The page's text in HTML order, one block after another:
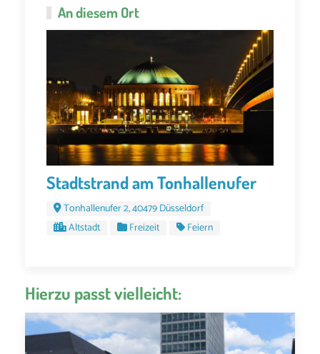
An diesem Ort
Stadtstrand am Tonhallenufer
Tonhallenufer 2, 40479 Düsseldorf
Altstadt
Freizeit Feiern
Hierzu passt vielleicht: